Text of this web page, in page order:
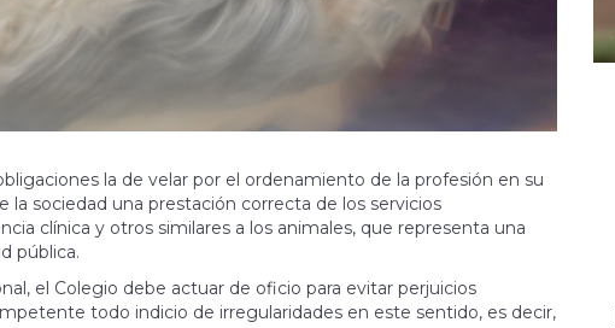
la de velar por el ordenamiento de la profesión en su
sociedad una prestación correcta de los servicios
clínica y otros similares a los animales, que representa una
pública.
el Colegio debe actuar de oficio para evitar perjuicios
todo indicio de irregularidades en este sentido, es decir,